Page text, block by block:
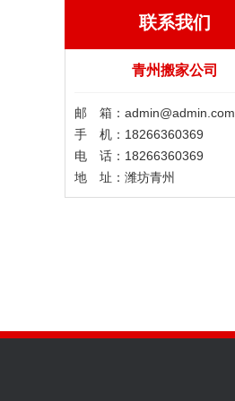
联系我们
青州搬家公司
邮 箱：admin@admin.com
手 机：18266360369
电 话：18266360369
地 址：潍坊青州